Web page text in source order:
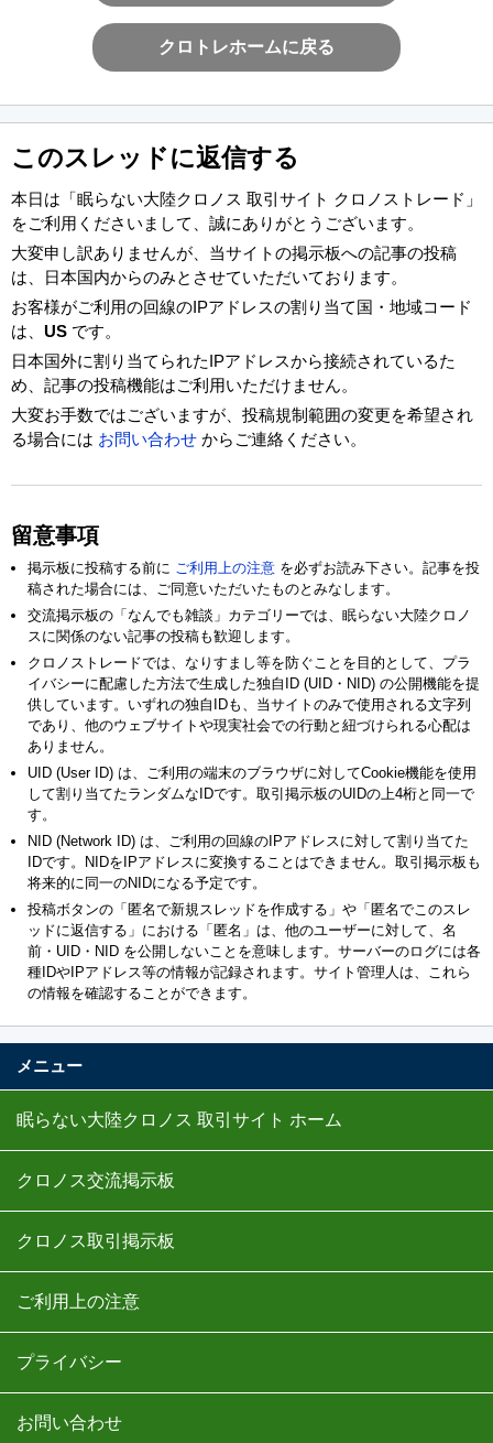
クロトレホームに戻る
このスレッドに返信する
本日は「眠らない大陸クロノス 取引サイト クロノストレード」
をご利用くださいまして、誠にありがとうございます。
大変申し訳ありませんが、当サイトの掲示板への記事の投稿
は、日本国内からのみとさせていただいております。
お客様がご利用の回線のIPアドレスの割り当て国・地域コード
は、 US です。
日本国外に割り当てられたIPアドレスから接続されているた
め、記事の投稿機能はご利用いただけません。
大変お手数ではございますが、投稿規制範囲の変更を希望され
る場合には お問い合わせ からご連絡ください。
留意事項
掲示板に投稿する前に ご利用上の注意 を必ずお読み下さい。記事を投
稿された場合には、ご同意いただいたものとみなします。
交流掲示板の「なんでも雑談」カテゴリーでは、眠らない大陸クロノ
スに関係のない記事の投稿も歓迎します。
クロノストレードでは、なりすまし等を防ぐことを目的として、プラ
イバシーに配慮した方法で生成した独自ID (UID・NID) の公開機能を提
供しています。いずれの独自IDも、当サイトのみで使用される文字列
であり、他のウェブサイトや現実社会での行動と紐づけられる心配は
ありません。
UID (User ID) は、ご利用の端末のブラウザに対してCookie機能を使用
して割り当てたランダムなIDです。取引掲示板のUIDの上4桁と同一で
す。
NID (Network ID) は、ご利用の回線のIPアドレスに対して割り当てた
IDです。NIDをIPアドレスに変換することはできません。取引掲示板も
将来的に同一のNIDになる予定です。
投稿ボタンの「匿名で新規スレッドを作成する」や「匿名でこのスレ
ッドに返信する」における「匿名」は、他のユーザーに対して、名
前・UID・NID を公開しないことを意味します。サーバーのログには各
種IDやIPアドレス等の情報が記録されます。サイト管理人は、これら
の情報を確認することができます。
メニュー
眠らない大陸クロノス 取引サイト ホーム
クロノス交流掲示板
クロノス取引掲示板
ご利用上の注意
プライバシー
お問い合わせ